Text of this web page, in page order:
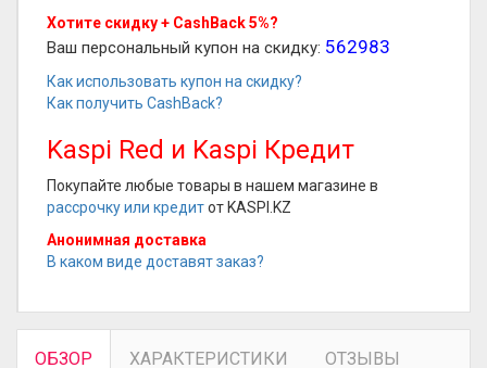
Хотите скидку + CashBack 5%?
Ваш персональный купон на скидку: 562983
Как использовать купон на скидку?
Как получить CashBack?
Kaspi Red и Kaspi Кредит
Покупайте любые товары в нашем магазине в
рассрочку или кредитот KASPI.KZ
Анонимная доставка
В каком виде доставят заказ?
ОБЗОР ХАРАКТЕРИСТИКИ ОТЗЫВЫ